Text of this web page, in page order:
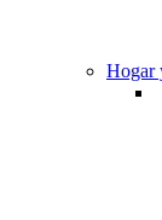
Hogar